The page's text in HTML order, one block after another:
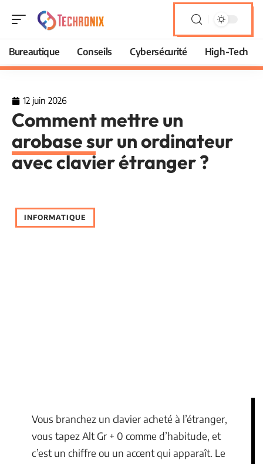
Bureautique Conseils Cybersécurité High-Tech
12 juin 2026
Comment mettre un
arobase sur un ordinateur
avec clavier étranger ?
INFORMATIQUE
Vous branchez un clavier acheté à l’étranger,
vous tapez Alt Gr + 0 comme d’habitude, et
c’est un chiffre ou un accent qui apparaît. Le